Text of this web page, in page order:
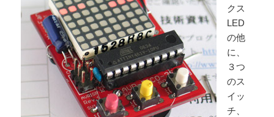
クス
LED
の他
に、
３つ
のス
イッ
チ、